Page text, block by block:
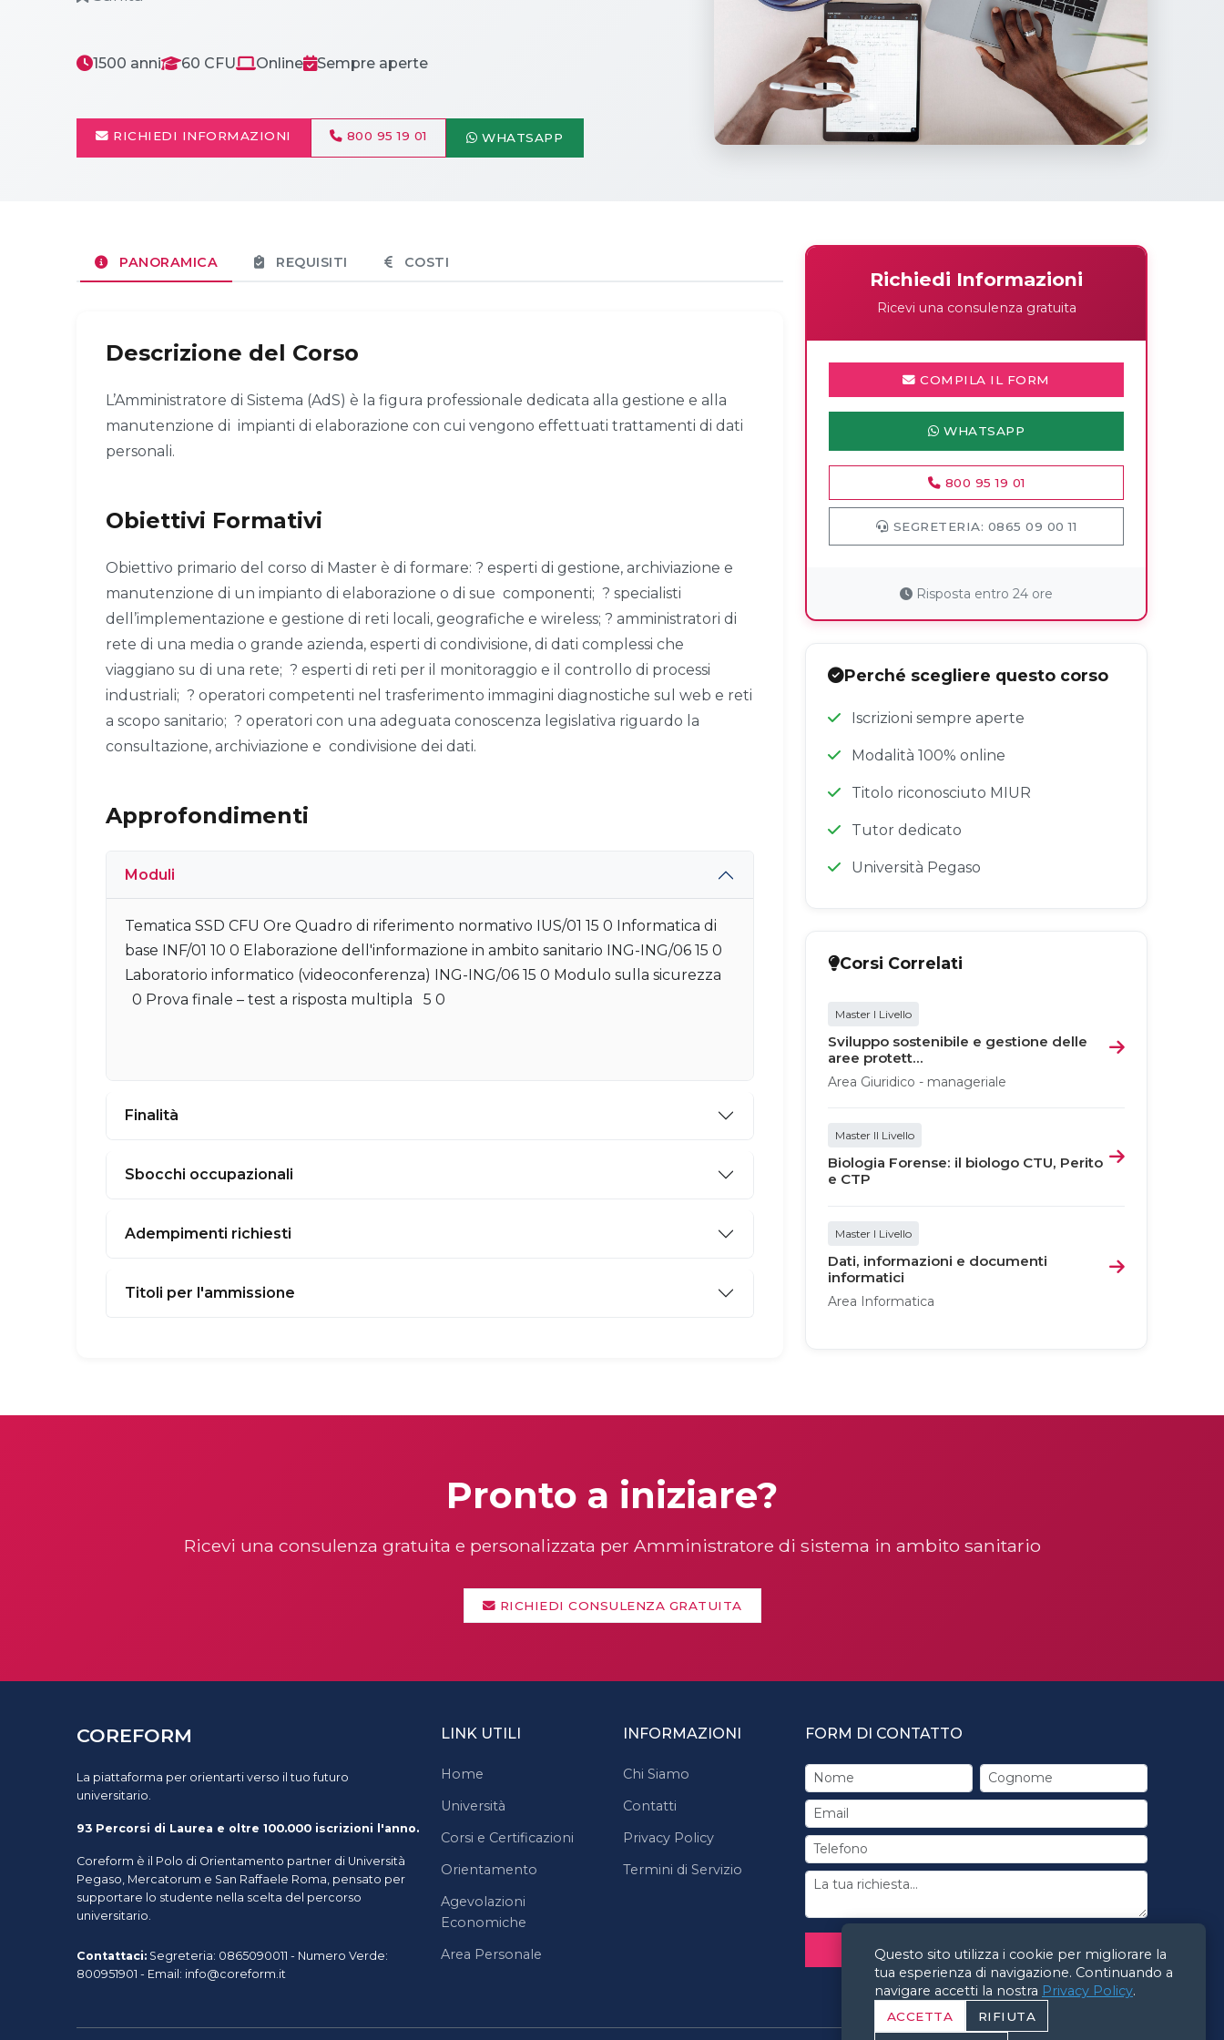
1500 anni 60 CFU Online Sempre aperte
RICHIEDI INFORMAZIONI 800 95 19 01 WHATSAPP
PANORAMICA REQUISITI COSTI
Descrizione del Corso
L’Amministratore di Sistema (AdS) è la figura professionale dedicata alla gestione e alla
manutenzione di impianti di elaborazione con cui vengono effettuati trattamenti di dati
personali.
Obiettivi Formativi
Obiettivo primario del corso di Master è di formare: ? esperti di gestione, archiviazione e
manutenzione di un impianto di elaborazione o di sue componenti; ? specialisti
dell’implementazione e gestione di reti locali, geografiche e wireless; ? amministratori di
rete di una media o grande azienda, esperti di condivisione, di dati complessi che
viaggiano su di una rete; ? esperti di reti per il monitoraggio e il controllo di processi
industriali; ? operatori competenti nel trasferimento immagini diagnostiche sul web e reti
a scopo sanitario; ? operatori con una adeguata conoscenza legislativa riguardo la
consultazione, archiviazione e condivisione dei dati.
Approfondimenti
Moduli
Tematica SSD CFU Ore Quadro di riferimento normativo IUS/01 15 0 Informatica di
base INF/01 10 0 Elaborazione dell'informazione in ambito sanitario ING-ING/06 15 0
Laboratorio informatico (videoconferenza) ING-ING/06 15 0 Modulo sulla sicurezza
0 Prova finale – test a risposta multipla 5 0
Finalità
Sbocchi occupazionali
Adempimenti richiesti
Titoli per l'ammissione
Richiedi Informazioni
Ricevi una consulenza gratuita
COMPILA IL FORM
WHATSAPP
800 95 19 01
SEGRETERIA: 0865 09 00 11
Risposta entro 24 ore
Perché scegliere questo corso
Iscrizioni sempre aperte
Modalità 100% online
Titolo riconosciuto MIUR
Tutor dedicato
Università Pegaso
Corsi Correlati
Master I Livello
Sviluppo sostenibile e gestione delle
aree protett...
Area Giuridico - manageriale
Master II Livello
Biologia Forense: il biologo CTU, Perito
e CTP
Master I Livello
Dati, informazioni e documenti
informatici
Area Informatica
Pronto a iniziare?
Ricevi una consulenza gratuita e personalizzata per Amministratore di sistema in ambito sanitario
RICHIEDI CONSULENZA GRATUITA
COREFORM
La piattaforma per orientarti verso il tuo futuro
universitario.
93 Percorsi di Laurea e oltre 100.000 iscrizioni l'anno.
Coreform è il Polo di Orientamento partner di Università
Pegaso, Mercatorum e San Raffaele Roma, pensato per
supportare lo studente nella scelta del percorso
universitario.
Contattaci: Segreteria: 0865090011 - Numero Verde:
800951901 - Email: info@coreform.it
LINK UTILI
Home
Università
Corsi e Certificazioni
Orientamento
Agevolazioni
Economiche
Area Personale
INFORMAZIONI
Chi Siamo
Contatti
Privacy Policy
Termini di Servizio
FORM DI CONTATTO
INVIA RICHIESTA
Questo sito utilizza i cookie per migliorare la
tua esperienza di navigazione. Continuando a
navigare accetti la nostra Privacy Policy.
ACCETTA RIFIUTA